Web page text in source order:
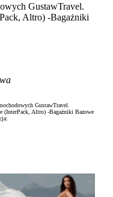
GustawTravel.
Altro) -Bagażniki
GustawTravel.
(InterPack, Altro) -Bagażniki Bazowe